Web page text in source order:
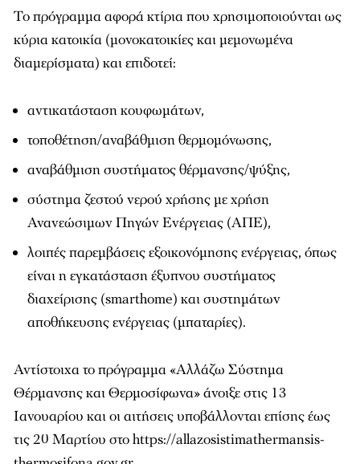
Το πρόγραμμα αφορά κτίρια που χρησιμοποιούνται ως
κύρια κατοικία (μονοκατοικίες και μεμονωμένα
διαμερίσματα) και επιδοτεί:
αντικατάσταση κουφωμάτων,
τοποθέτηση/αναβάθμιση θερμομόνωσης,
αναβάθμιση συστήματος θέρμανσης/ψύξης,
σύστημα ζεστού νερού χρήσης με χρήση
Ανανεώσιμων Πηγών Ενέργειας (ΑΠΕ),
λοιπές παρεμβάσεις εξοικονόμησης ενέργειας, όπως
είναι η εγκατάσταση έξυπνου συστήματος
διαχείρισης (smarthome) και συστημάτων
αποθήκευσης ενέργειας (μπαταρίες).
Αντίστοιχα το πρόγραμμα «Αλλάζω Σύστημα
Θέρμανσης και Θερμοσίφωνα» άνοιξε στις 13
Ιανουαρίου και οι αιτήσεις υποβάλλονται επίσης έως
τις 20 Μαρτίου στο https://allazosistimathermansis-